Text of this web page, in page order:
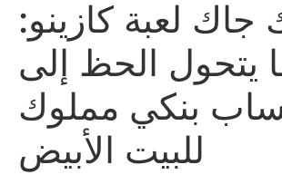
جاك لعبة كازينو:
يتحول الحظ إلى
بنكي مملوك
للبيت الأبيض